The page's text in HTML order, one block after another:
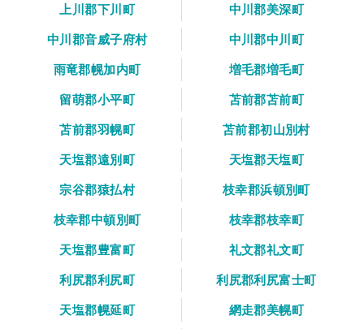
上川郡下川町
中川郡美深町
中川郡音威子府村
中川郡中川町
雨竜郡幌加内町
増毛郡増毛町
留萌郡小平町
苫前郡苫前町
苫前郡羽幌町
苫前郡初山別村
天塩郡遠別町
天塩郡天塩町
宗谷郡猿払村
枝幸郡浜頓別町
枝幸郡中頓別町
枝幸郡枝幸町
天塩郡豊富町
礼文郡礼文町
利尻郡利尻町
利尻郡利尻富士町
天塩郡幌延町
網走郡美幌町